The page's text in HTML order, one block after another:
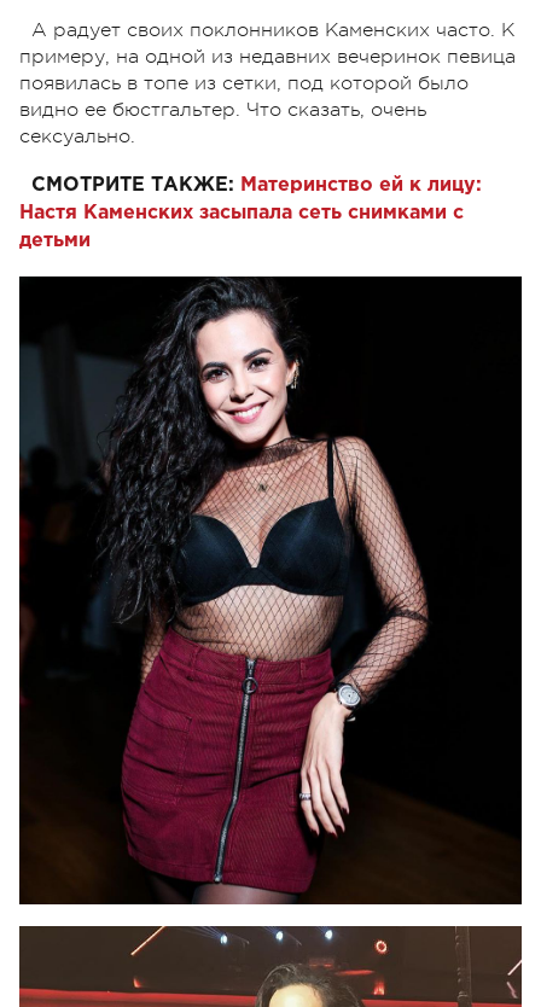
А радует своих поклонников Каменских часто. К
примеру, на одной из недавних вечеринок певица
появилась в топе из сетки, под которой было
видно ее бюстгальтер. Что сказать, очень
сексуально.
СМОТРИТЕ ТАКЖЕ: Материнство ей к лицу:
Настя Каменских засыпала сеть снимками с
детьми